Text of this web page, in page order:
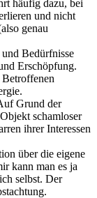
häufig dazu, bei
und nicht
genau
Bedürfnisse
Erschöpfung.
Grund der
schamloser
ihrer Interessen
über die eigene
kann man es ja
selbst. Der